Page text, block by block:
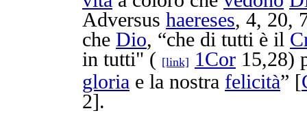
Adversus haereses, 4, 20,
che Dio, “che di tutti è il
in tutti" ( [link] 1Cor 15,28)
gloria e la nostra felicità” [
2].